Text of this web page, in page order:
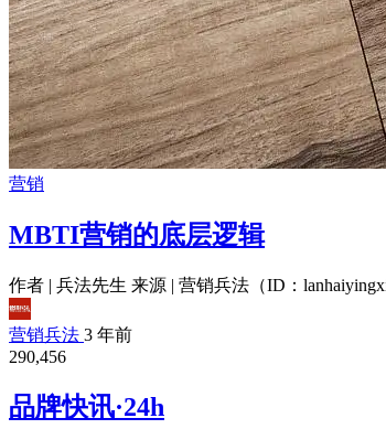
营销
MBTI营销的底层逻辑
作者 | 兵法先生 来源 | 营销兵法（ID：
营销兵法 3 年前
290,456
品牌快讯·24h